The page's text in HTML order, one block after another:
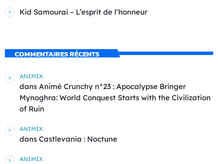
Kid Samourai – L’esprit de l’honneur
COMMENTAIRES RÉCENTS
ANIMIX
dans Animé Crunchy n°23 : Apocalypse Bringer
Mynoghra: World Conquest Starts with the Civilization
of Ruin
ANIMIX
dans Castlevania : Noctune
ANIMIX